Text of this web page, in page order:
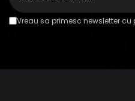
Vreau sa primesc newsletter